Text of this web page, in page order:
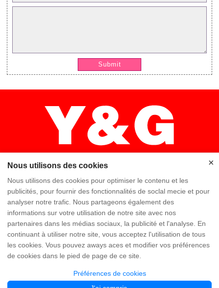
Submit
×
Accueil
Haute qualité Équipe Y & G
Y & G Société Visitez l'usine FAQ
Connaissance Contactez-nous
Copyright @ Y&G Inflatable (Guangzhou Yujia New Materials Co., Ltd)粤ICP备
Nous utilisons des cookies
Nous utilisons des cookies pour optimiser le contenu et les
publicités, pour fournir des fonctionnalités de soclal mecie et pour
analyser notre trafic. Nous partageons également des
informations sur votre utilisation de notre site avec nos
partenaires dans les médias sociaux, la publicité et l'analyse. En
continuant à utiliser notre site, vous acceptez l'utilisation de tous
les cookies. Vous pouvez aways aces et modifier vos préférences
de cookies dans le pied de page de ce site.
Préférences de cookies
×